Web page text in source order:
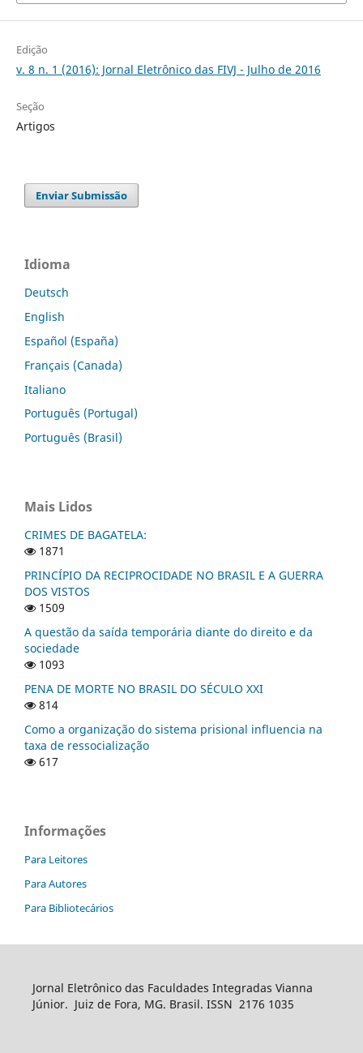
Edição
v. 8 n. 1 (2016): Jornal Eletrônico das FIVJ - Julho de 2016
Seção
Artigos
Enviar Submissão
Idioma
Deutsch
English
Español (España)
Français (Canada)
Italiano
Português (Portugal)
Português (Brasil)
Mais Lidos
CRIMES DE BAGATELA:
1871
PRINCÍPIO DA RECIPROCIDADE NO BRASIL E A GUERRA
DOS VISTOS
1509
A questão da saída temporária diante do direito e da
sociedade
1093
PENA DE MORTE NO BRASIL DO SÉCULO XXI
814
Como a organização do sistema prisional influencia na
taxa de ressocialização
617
Informações
Para Leitores
Para Autores
Para Bibliotecários
Jornal Eletrônico das Faculdades Integradas Vianna
Júnior. Juiz de Fora, MG. Brasil. ISSN 2176 1035